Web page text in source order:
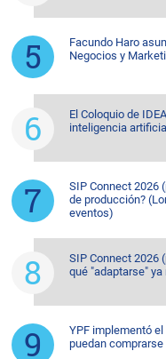
Facundo Haro
Negocios y
El Coloquio de
inteligencia artificial
SIP Connect 2026
de producción?
eventos)
SIP Connect 2026
qué "adaptarse"
YPF implementó
puedan comprarse